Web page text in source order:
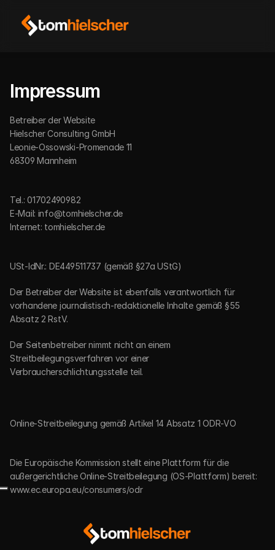
Impressum
Betreiber der Website
Hielscher Consulting GmbH
Leonie-Ossowski-Promenade 11
68309 Mannheim
Tel.: 01702490982
E-Mail: info@tomhielscher.de
Internet: tomhielscher.de
USt-IdNr.: DE449511737 (gemäß §27a UStG)
Der Betreiber der Website ist ebenfalls verantwortlich für
vorhandene journalistisch-redaktionelle Inhalte gemäß §55
Absatz 2 RstV.
Der Seitenbetreiber nimmt nicht an einem
Streitbeilegungsverfahren vor einer
Verbraucherschlichtungsstelle teil.
Online-Streitbeilegung gemäß Artikel 14 Absatz 1 ODR-VO
Die Europäische Kommission stellt eine Plattform für die
außergerichtliche Online-Streitbeilegung (OS-Plattform) bereit:
www.ec.europa.eu/consumers/odr